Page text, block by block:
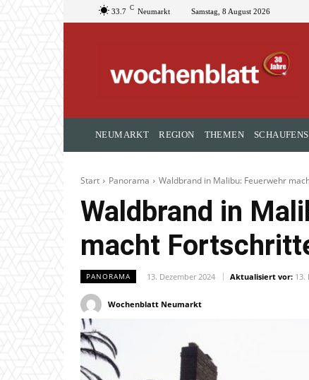
33.7 C Neumarkt Samstag, 8 August 2026
NEUMARKT REGION THEMEN
Start Panorama Waldbrand in Malibu: Feuerwehr
Waldbrand in
macht
PANORAMA 13. Dezember 2024 Aktualisiert vor: 13.
Wochenblatt Neumarkt